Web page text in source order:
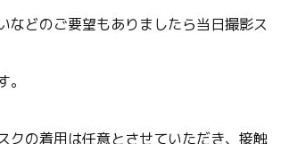
などのご要望もありましたら当日撮影ス
クの着用は任意とさせていただき、接触